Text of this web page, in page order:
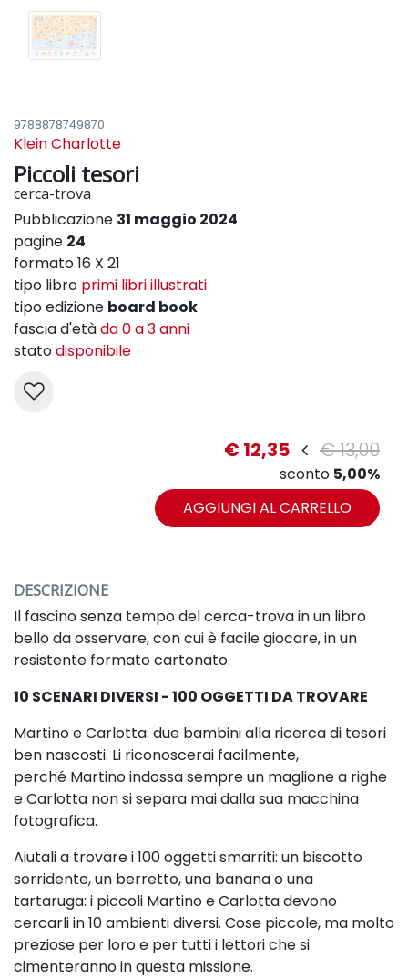
9788878749870
Klein Charlotte
Piccoli tesori
cerca-trova
Pubblicazione 31 maggio 2024
pagine 24
formato 16 X 21
tipo libro primi libri illustrati
tipo edizione board book
fascia d'etàda 0 a 3 anni
statodisponibile
€ 12,35 € 13,00
sconto 5,00%
AGGIUNGI AL CARRELLO
DESCRIZIONE
Il fascino senza tempo del cerca-trova in un libro
bello da osservare, con cuiè facile giocare, in un
resistente formato cartonato.
10 SCENARI DIVERSI - 100 OGGETTI DA TROVARE
Martino e Carlotta: due bambini alla ricerca di tesori
ben nascosti. Li riconoscerai facilmente,
perché Martino indossa sempre un maglione a righe
e Carlotta non si separa mai dalla sua macchina
fotografica.
Aiutali a trovare i 100 oggetti smarriti: un biscotto
sorridente, un berretto, una banana o una
tartaruga: i piccoli Martino e Carlotta devono
cercarli in 10 ambienti diversi. Cose piccole, ma molto
preziose per loroe per tutti i lettori che si
cimenteranno in questa missione.